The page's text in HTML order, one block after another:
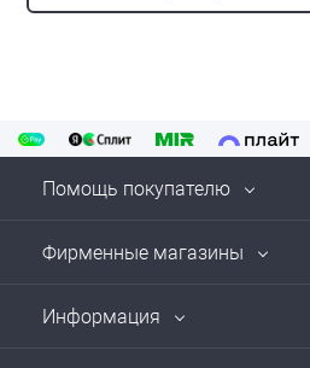
Помощь покупателю
Фирменные магазины
Информация